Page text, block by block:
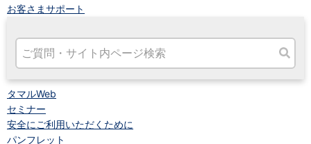
お客さまサポート
タマルWeb
セミナー
安全にご利用いただくために
パンフレット